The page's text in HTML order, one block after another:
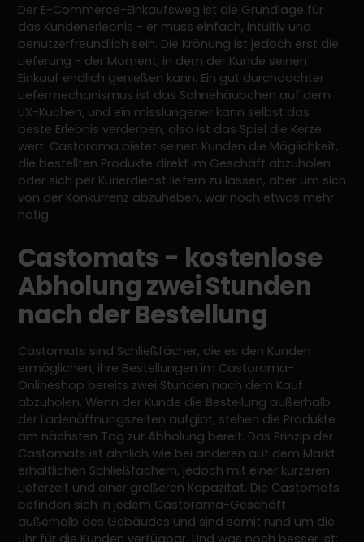
Der E-Commerce-Einkaufsweg ist die Grundlage für
das Kundenerlebnis - er muss einfach, intuitiv und
benutzerfreundlich sein. Die Krönung ist jedoch erst die
Lieferung - der Moment, in dem der Kunde seinen
Einkauf endlich genießen kann. Ein gut durchdachter
Liefermechanismus ist das Sahnehäubchen auf dem
UX-Kuchen, und ein misslungener kann selbst das
beste Erlebnis verderben, also ist das Spiel die Kerze
wert. Castorama bietet seinen Kunden die Möglichkeit,
die bestellten Produkte direkt im Geschäft abzuholen
oder sich per Kurierdienst liefern zu lassen, aber um sich
von der Konkurrenz abzuheben, war noch etwas mehr
nötig.
Castomats - kostenlose
Abholung zwei Stunden
nach der Bestellung
Castomats sind Schließfächer, die es den Kunden
ermöglichen, ihre Bestellungen im Castorama-
Onlineshop bereits zwei Stunden nach dem Kauf
abzuholen. Wenn der Kunde die Bestellung außerhalb
der Ladenöffnungszeiten aufgibt, stehen die Produkte
am nächsten Tag zur Abholung bereit. Das Prinzip der
Castomats ist ähnlich wie bei anderen auf dem Markt
erhältlichen Schließfächern, jedoch mit einer kürzeren
Lieferzeit und einer größeren Kapazität. Die Castomats
befinden sich in jedem Castorama-Geschäft
außerhalb des Gebäudes und sind somit rund um die
Uhr für die Kunden verfügbar. Und was noch besser ist: